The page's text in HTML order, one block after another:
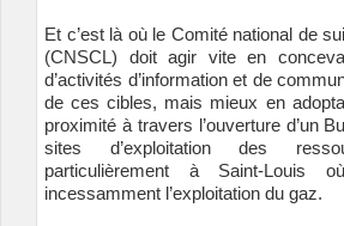
Et c’est là où le Comité national de
(CNSCL) doit agir vite en
d’activités d’information et de
de ces cibles, mais mieux en
proximité à travers l’ouverture d’un
sites d’exploitation des
particulièrement à Saint-Louis
incessamment l’exploitation du gaz.